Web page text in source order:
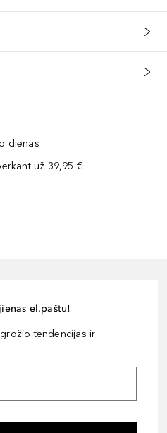
dienas
už 39,95 €
el.paštu!
tendencijas ir